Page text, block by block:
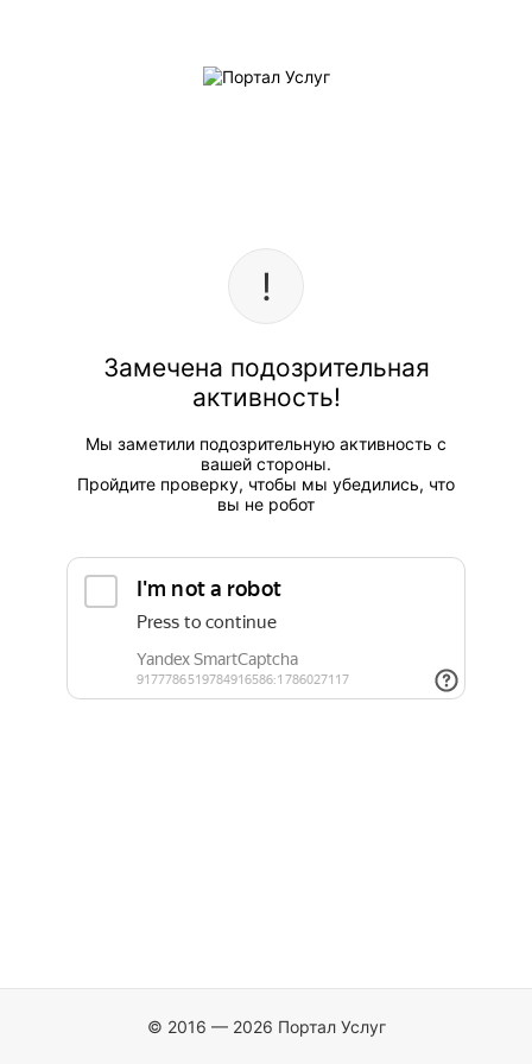
Замечена подозрительная
активность!
Мы заметили подозрительную активность с
вашей стороны.
Пройдите проверку, чтобы мы убедились, что
вы не робот
© 2016 — 2026 Портал Услуг